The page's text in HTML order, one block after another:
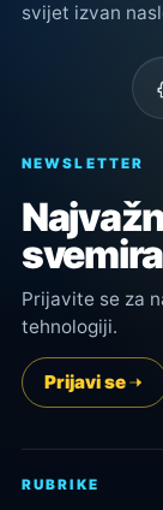
svijet izvan
NEWSLETTER
Prijavite se za
tehnologiji.
Prijavi se
RUBRIKE